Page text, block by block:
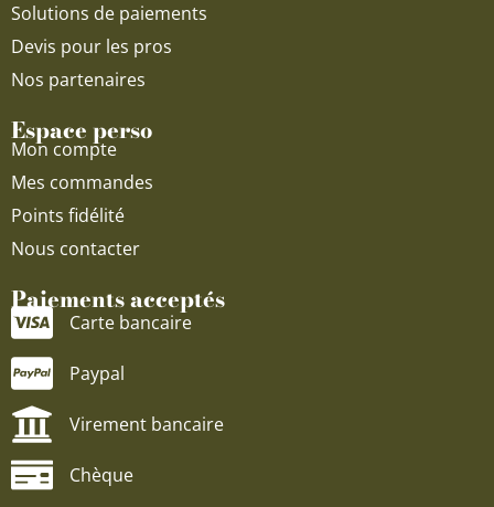
Solutions de paiements
Devis pour les pros
Nos partenaires
Espace perso
Mon compte
Mes commandes
Points fidélité
Nous contacter
Paiements acceptés
Carte bancaire
Paypal
Virement bancaire
Chèque